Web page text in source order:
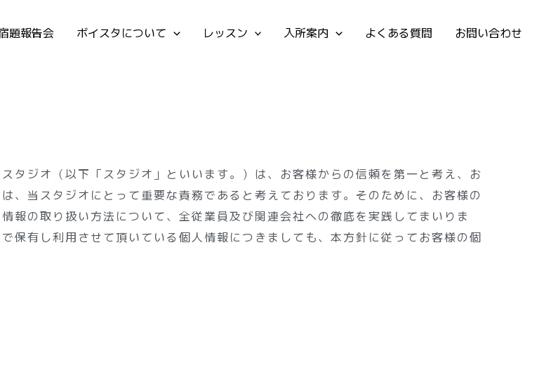
題報告会 ボイスタについて レッスン 入所案内 よくある質問 お問い合わせ
タジオ（以下「スタジオ」といいます。）は、お客様からの信頼を第一と考え、お
、当スタジオにとって重要な責務であると考えております。そのために、お客様の
報の取り扱い方法について、全従業員及び関連会社への徹底を実践してまいりま
保有し利用させて頂いている個人情報につきましても、本方針に従ってお客様の個